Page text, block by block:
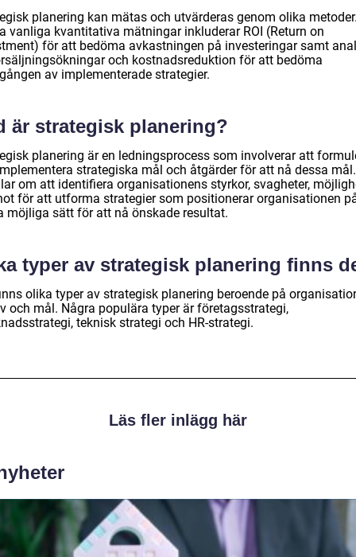
planering kan mätas och utvärderas genom olika
vanliga kvantitativa mätningar inkluderar ROI (Return on
för att bedöma avkastningen på investeringar samt
och kostnadsreduktion för att bedöma
av implementerade strategier.
är strategisk planering?
planering är en ledningsprocess som involverar att
strategiska mål och åtgärder för att nå dessa
om att identifiera organisationens styrkor, svagheter,
för att utforma strategier som positionerar organisationen
möjliga sätt för att nå önskade resultat.
typer av strategisk planering finns
olika typer av strategisk planering beroende på
och mål. Några populära typer är företagsstrategi,
teknisk strategi och HR-strategi.
Läs fler inlägg här